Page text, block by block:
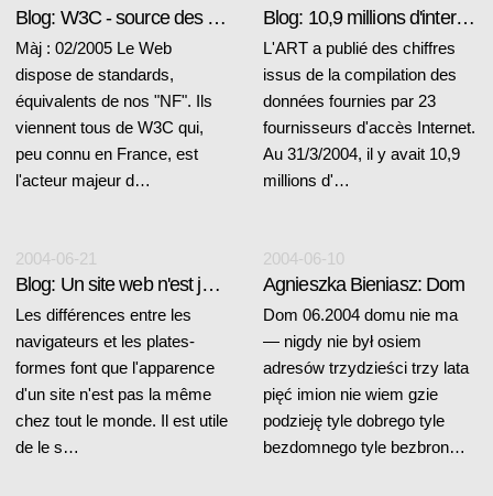
Blog: W3C - source des standards pour le Web
Màj : 02/2005 Le Web
dispose de standards,
équivalents de nos "NF". Ils
viennent tous de W3C qui,
peu connu en France, est
l'acteur majeur d…
Blog: 10,9 millions d'internautes en France
L'ART a publié des chiffres
issus de la compilation des
données fournies par 23
fournisseurs d'accès Internet.
Au 31/3/2004, il y avait 10,9
millions d'…
2004-06-21
Blog: Un site web n'est jamais le même
Les différences entre les
navigateurs et les plates-
formes font que l'apparence
d'un site n'est pas la même
chez tout le monde. Il est utile
de le s…
2004-06-10
Agnieszka Bieniasz: Dom
Dom 06.2004 domu nie ma
— nigdy nie był osiem
adresów trzydzieści trzy lata
pięć imion nie wiem gzie
podzieję tyle dobrego tyle
bezdomnego tyle bezbron…